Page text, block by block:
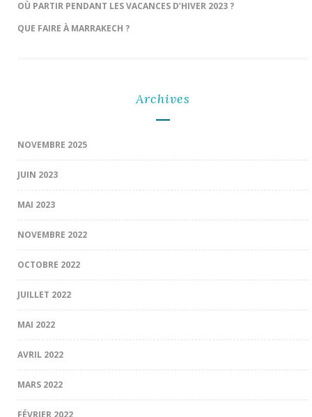
OÙ PARTIR PENDANT LES VACANCES D’HIVER 2023 ?
QUE FAIRE À MARRAKECH ?
Archives
NOVEMBRE 2025
JUIN 2023
MAI 2023
NOVEMBRE 2022
OCTOBRE 2022
JUILLET 2022
MAI 2022
AVRIL 2022
MARS 2022
FÉVRIER 2022